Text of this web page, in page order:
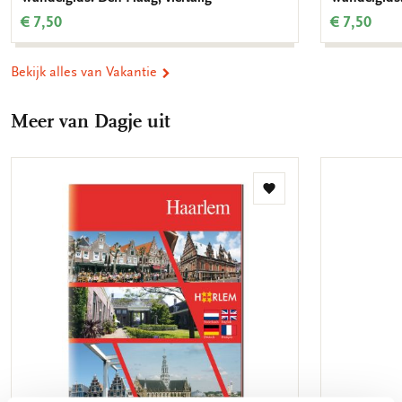
€ 7,50 € 7,50
Bekijk alles van Vakantie
Meer van Dagje uit
Toevoegen